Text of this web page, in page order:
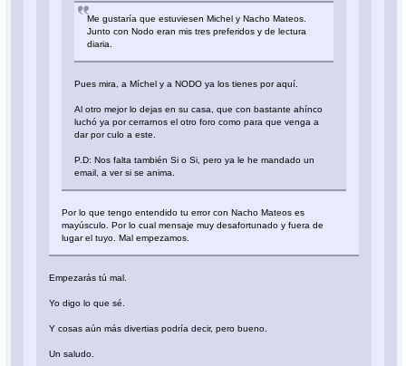
Me gustaría que estuviesen Michel y Nacho Mateos.
Junto con Nodo eran mis tres preferidos y de lectura
diaria.
Pues mira, a Míchel y a NODO ya los tienes por aquí.
Al otro mejor lo dejas en su casa, que con bastante ahínco
luchó ya por cerrarnos el otro foro como para que venga a
dar por culo a este.
P.D: Nos falta también Si o Si, pero ya le he mandado un
email, a ver si se anima.
Por lo que tengo entendido tu error con Nacho Mateos es
mayúsculo. Por lo cual mensaje muy desafortunado y fuera de
lugar el tuyo. Mal empezamos.
Empezarás tú mal.
Yo digo lo que sé.
Y cosas aún más divertias podría decir, pero bueno.
Un saludo.